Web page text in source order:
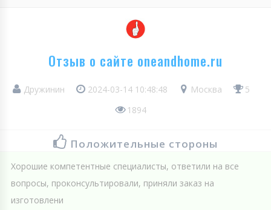
Отзыв о сайте oneandhome.ru
Дружинин 2024-03-14 10:48:48 Москва
5
1894
Положительные стороны
Хорошие компетентные специалисты, ответили на все
вопросы, проконсультировали, приняли заказ на
изготовлени